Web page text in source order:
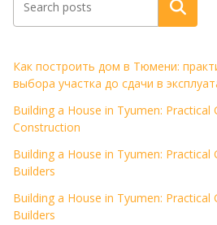
Поиск
Как построить дом в Тюмени:
выбора участка до сдачи в
Building a House in Tyumen: Practical
Construction
Building a House in Tyumen: Practical
Builders
Building a House in Tyumen: Practical
Builders